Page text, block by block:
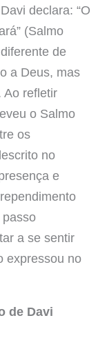
declara: “O
(Salmo
de
a Deus, mas
Ao refletir
o Salmo
os
no
e
a se sentir
expressou no
de Davi